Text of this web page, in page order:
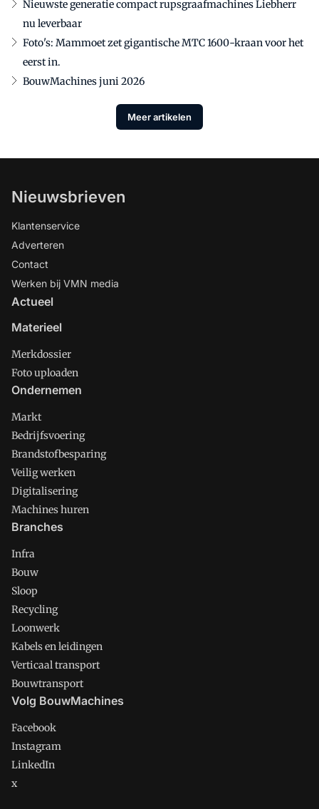
Nieuwste generatie compact rupsgraafmachines Liebherr
nu leverbaar
Foto's: Mammoet zet gigantische MTC 1600-kraan voor het
eerst in.
BouwMachines juni 2026
Meer artikelen
Nieuwsbrieven
Klantenservice
Adverteren
Contact
Werken bij VMN media
Actueel
Materieel
Merkdossier
Foto uploaden
Ondernemen
Markt
Bedrijfsvoering
Brandstofbesparing
Veilig werken
Digitalisering
Machines huren
Branches
Infra
Bouw
Sloop
Recycling
Loonwerk
Kabels en leidingen
Verticaal transport
Bouwtransport
Volg BouwMachines
Facebook
Instagram
LinkedIn
x